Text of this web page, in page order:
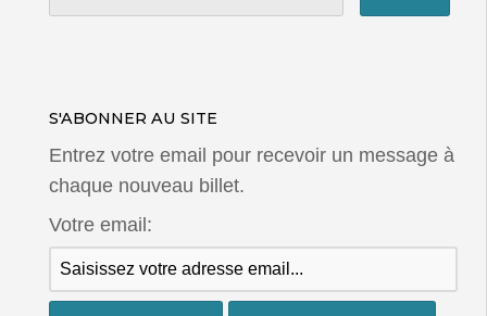
S'ABONNER AU SITE
Entrez votre email pour recevoir un message à
chaque nouveau billet.
Votre email: